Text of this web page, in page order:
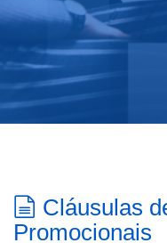
Cláusulas
Promocionais